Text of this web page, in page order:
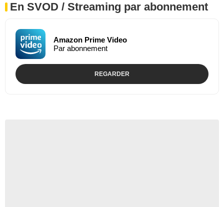
En SVOD / Streaming par abonnement
Amazon Prime Video
Par abonnement
REGARDER